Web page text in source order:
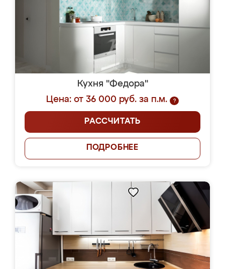
Кухня "Федора"
Цена: от 36 000 руб. за п.м.
?
РАССЧИТАТЬ
ПОДРОБНЕЕ